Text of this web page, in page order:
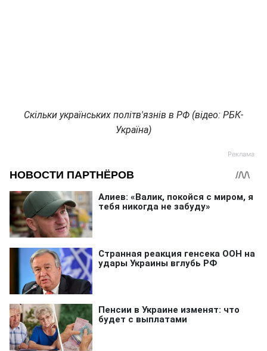
Скільки українських політв'язнів в РФ (відео: РБК-
Україна)